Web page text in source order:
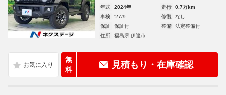
年式 2024年 走行
0.7万km
車検
'27/9 修復
なし
保証
保証付 整備
法定整備付
住所
福島県 伊達市
無
料
見積もり・在庫確認